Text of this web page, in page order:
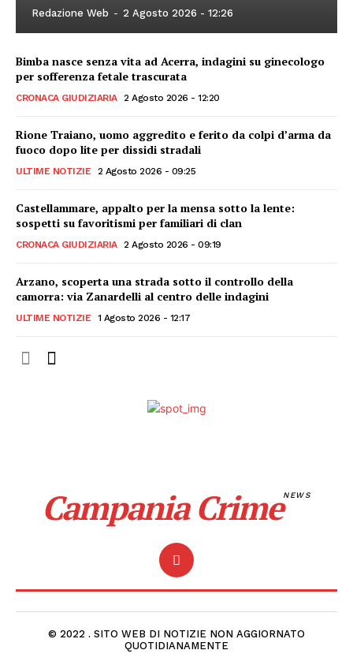
Redazione Web - 2 Agosto 2026 - 12:26
Bimba nasce senza vita ad Acerra, indagini su ginecologo
per sofferenza fetale trascurata
CRONACA GIUDIZIARIA 2 Agosto 2026 - 12:20
Rione Traiano, uomo aggredito e ferito da colpi d’arma da
fuoco dopo lite per dissidi stradali
ULTIME NOTIZIE 2 Agosto 2026 - 09:25
Castellammare, appalto per la mensa sotto la lente:
sospetti su favoritismi per familiari di clan
CRONACA GIUDIZIARIA 2 Agosto 2026 - 09:19
Arzano, scoperta una strada sotto il controllo della
camorra: via Zanardelli al centro delle indagini
ULTIME NOTIZIE 1 Agosto 2026 - 12:17
Campania CrimeNEWS
© 2022 . SITO WEB DI NOTIZIE NON AGGIORNATO
QUOTIDIANAMENTE